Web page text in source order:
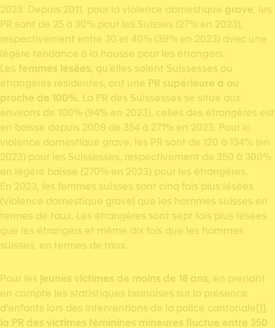
2023. Depuis 2011, pour la violence domestique grave, les
PR sont de 25 à 30% pour les Suisses (27% en 2023),
respectivement entre 30 et 40% (39% en 2023) avec une
légère tendance à la hausse pour les étrangers.
Les femmes lésées, qu’elles soient Suissesses ou
étrangères résidentes, ont une PR supérieure à ou
proche de 100%. La PR des Suissesses se situe aux
environs de 100% (94% en 2023), celles des étrangères est
en baisse depuis 2009 de 354 à 271% en 2023. Pour la
violence domestique grave, les PR sont de 120 à 134% (en
2023) pour les Suissesses, respectivement de 350 à 300%
en légère baisse (270% en 2023) pour les étrangères.
En 2023, les femmes suisses sont cinq fois plus lésées
(violence domestique grave) que les hommes suisses en
termes de taux. Les étrangères sont sept fois plus lésées
que les étrangers et même dix fois que les hommes
suisses, en termes de taux.
Pour les jeunes victimes de moins de 18 ans, en prenant
en compte les statistiques bernoises sur la présence
d’enfants lors des interventions de la police cantonale [1],
la PR des victimes féminines mineures fluctue entre 350